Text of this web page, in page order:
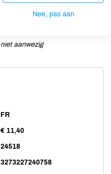
niet aanwezig
niet aanwezig
niet aanwezig
FR
€ 11,40
24518
3273227240758
Nee, pas aan